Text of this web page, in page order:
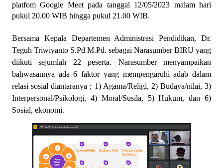
platfom Google Meet pada tanggal 12/05/2023 malam hari
pukul 20.00 WIB hingga pukul 21.00 WIB.
Bersama Kepala Departemen Administrasi Pendidikan, Dr.
Teguh Triwiyanto S.Pd M.Pd. sebagai Narasumber BIRU yang
diikuti sejumlah 22 peserta. Narasumber menyampaikan
bahwasannya ada 6 faktor yang mempengaruhi adab dalam
relasi sosial diantaranya ; 1) Agama/Religi, 2) Budaya/nilai, 3)
Interpersonal/Psikologi, 4) Moral/Susila, 5) Hukum, dan 6)
Sosial, ekonomi.